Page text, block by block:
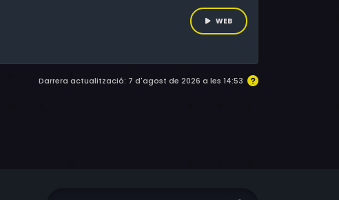
WEB
Darrera actualització: 7 d'agost de 2026 a les 14:53